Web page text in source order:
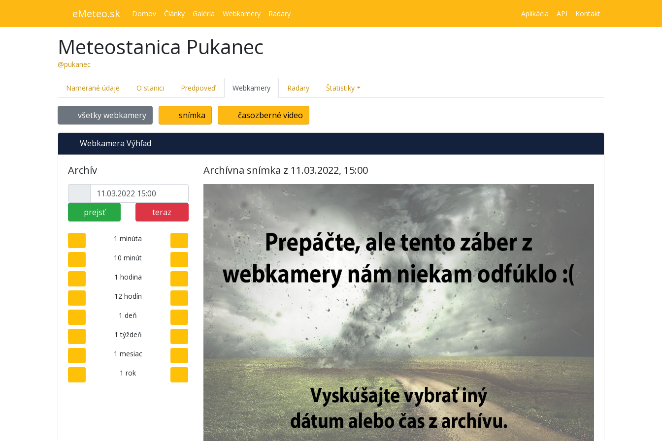
eMeteo.sk Domov Články Galéria Webkamery Radary Aplikácia API Kontakt
Meteostanica Pukanec
@pukanec
Namerané údaje O stanici Predpoveď Webkamery Radary Štatistiky
všetky webkamery snímka časozberné video
Webkamera Výhľad
Archív
prejsť teraz
1 minúta
10 minút
1 hodina
12 hodín
1 deň
1 týždeň
1 mesiac
1 rok
Archívna snímka z 11.03.2022, 15:00